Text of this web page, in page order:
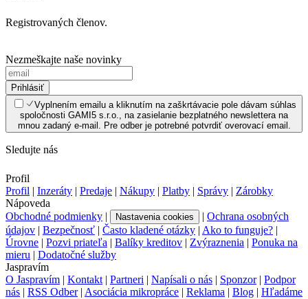
Registrovaných členov.
Nezmeškajte naše novinky
Prihlásiť
Vyplnením emailu a kliknutím na zaškrtávacie pole dávam súhlas
spoločnosti GAMI5 s.r.o., na zasielanie bezplatného newslettera na
mnou zadaný e-mail. Pre odber je potrebné potvrdiť overovací email.
Sledujte nás
Profil
Profil | Inzeráty | Predaje | Nákupy | Platby | Správy | Zárobky
Nápoveda
Obchodné podmienky | Nastavenia cookies | Ochrana osobných
údajov | Bezpečnosť | Často kladené otázky | Ako to funguje? |
Úrovne | Pozvi priateľa | Balíky kreditov | Zvýraznenia | Ponuka na
mieru | Dodatočné služby
Jaspravím
O Jaspravím | Kontakt | Partneri | Napísali o nás | Sponzor| Podpor
nás | RSS Odber| Asociácia mikropráce | Reklama | Blog | Hľadáme